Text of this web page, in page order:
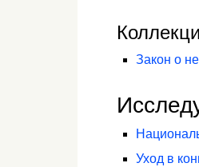
Закон о
Уход в